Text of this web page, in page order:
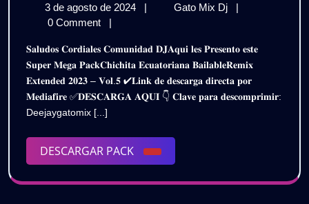
𝗥𝗘𝗠𝗜𝗫
𝗘𝗫𝗧𝗘𝗡𝗗𝗘𝗗
𝟮𝟬𝟮𝟯
𝗗𝗘𝗦𝗖𝗔𝗥𝗚𝗔
𝗚𝗥𝗔𝗧𝗨𝗜𝗧𝗔
3 de agosto de 2024
de
2024
| Gato Mix Dj
𝗣𝗔𝗖𝗞
𝗥𝗘𝗠𝗜𝗫
𝗘𝗫𝗧𝗘𝗡𝗗𝗘𝗗
𝟮𝟬𝟮𝟯
(𝗩𝗢𝗟𝟱)
|
0 Comment
|
𝐒𝐚𝐥𝐮𝐝𝐨𝐬 𝐂𝐨𝐫𝐝𝐢𝐚𝐥𝐞𝐬 𝐂𝐨𝐦𝐮𝐧𝐢𝐝𝐚𝐝 𝐃𝐉𝐀𝐪𝐮𝐢 𝐥𝐞𝐬 𝐏𝐫𝐞𝐬𝐞𝐧𝐭𝐨 𝐞𝐬𝐭𝐞
𝐒𝐮𝐩𝐞𝐫 𝐌𝐞𝐠𝐚 𝐏𝐚𝐜𝐤𝐂𝐡𝐢𝐜𝐡𝐢𝐭𝐚 𝐄𝐜𝐮𝐚𝐭𝐨𝐫𝐢𝐚𝐧𝐚 𝐁𝐚𝐢𝐥𝐚𝐛𝐥𝐞𝐑𝐞𝐦𝐢𝐱
𝐄𝐱𝐭𝐞𝐧𝐝𝐞𝐝 𝟐𝟎𝟐𝟑 – 𝐕𝐨𝐥.𝟓 ✔𝐋𝐢𝐧𝐤 𝐝𝐞 𝐝𝐞𝐬𝐜𝐚𝐫𝐠𝐚 𝐝𝐢𝐫𝐞𝐜𝐭𝐚 𝐩𝐨𝐫
𝐌𝐞𝐝𝐢𝐚𝐟𝐢𝐫𝐞 ✅𝐃𝐄𝐒𝐂𝐀𝐑𝐆𝐀 𝐀𝐐𝐔𝐈 👇 𝐂𝐥𝐚𝐯𝐞 𝐩𝐚𝐫𝐚 𝐝𝐞𝐬𝐜𝐨𝐦𝐩𝐫𝐢𝐦𝐢𝐫:
Deejaygatomix [...]
DESCARGAR PACK
DESCARGAR
PACK